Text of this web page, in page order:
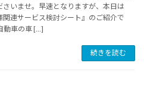
さいませ。早速となりますが、本日は
関連サービス検討シート』のご紹介で
動車の車 […]
続きを読む